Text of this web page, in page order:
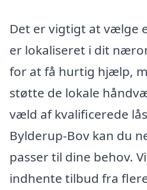
Det er vigtigt at vælge
er lokaliseret i dit
for at få hurtig hjælp,
støtte de lokale
væld af kvalificerede
Bylderup-Bov kan du
passer til dine behov.
indhente tilbud fra